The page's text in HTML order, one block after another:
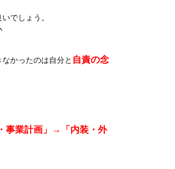
でしょう。
かったのは自分と 自責の念
事業計画」→「内装・外